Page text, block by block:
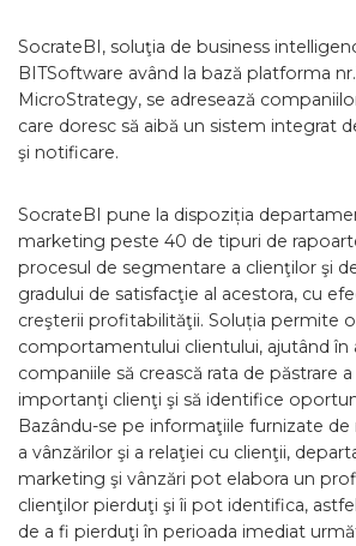
SocrateBI, soluţia de business
BITSoftware având la bază platforma
MicroStrategy, se adresează
care doresc să aibă un sistem integrat
şi notificare.
SocrateBI pune la dispoziția
marketing peste 40 de tipuri de
procesul de segmentare a clienţilor şi
gradului de satisfacţie al acestora, cu
creşterii profitabilităţii. Soluția permite o
comportamentului clientului, ajutând în
companiile să crească rata de păstrare
importanţi clienţi şi să identifice
Bazându-se pe informaţiile furnizate de
a vânzărilor şi a relaţiei cu clienţii,
marketing şi vânzări pot elabora un
clienţilor pierduţi şi îi pot identifica,
de a fi pierduţi în perioada imediat